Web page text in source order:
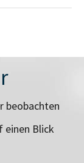
beobachten
einen Blick